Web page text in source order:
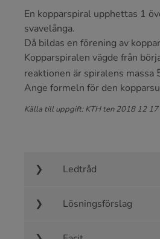
En kopparspiral upphettas 1
svavelånga.
Då bildas en förening av
Kopparspiralen vägde från
reaktionen är spiralens massa
Ange formeln för den
Källa till uppgift: KTH ten 2018 12 17
Ledtråd
Lösningsförslag